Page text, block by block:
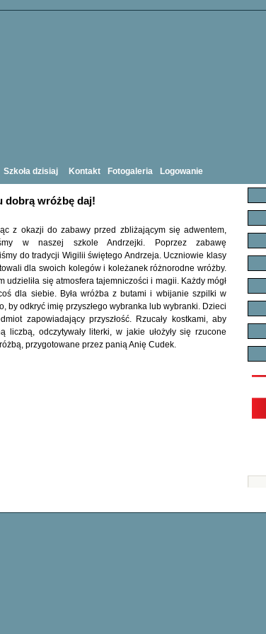
Szkoła dzisiaj Kontakt Fotogaleria Logowanie
dobrą wróżbę daj!
z okazji do zabawy przed zbliżającym się adwentem,
w naszej szkole Andrzejki. Poprzez zabawę
do tradycji Wigilii świętego Andrzeja. Uczniowie klasy
dla swoich kolegów i koleżanek różnorodne wróżby.
udzieliła się atmosfera tajemniczości i magii. Każdy mógł
dla siebie. Była wróżba z butami i wbijanie szpilki w
by odkryć imię przyszłego wybranka lub wybranki. Dzieci
zapowiadający przyszłość. Rzucały kostkami, aby
odczytywały literki, w jakie ułożyły się rzucone
przygotowane przez panią Anię Cudek.